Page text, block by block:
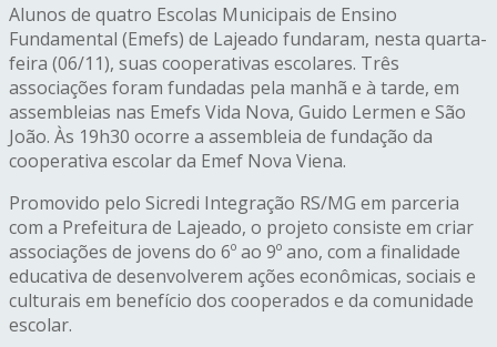
Alunos de quatro Escolas Municipais de Ensino
Fundamental (Emefs) de Lajeado fundaram, nesta quarta-
feira (06/11), suas cooperativas escolares. Três
associações foram fundadas pela manhã e à tarde, em
assembleias nas Emefs Vida Nova, Guido Lermen e São
João. Às 19h30 ocorre a assembleia de fundação da
cooperativa escolar da Emef Nova Viena.
Promovido pelo Sicredi Integração RS/MG em parceria
com a Prefeitura de Lajeado, o projeto consiste em criar
associações de jovens do 6º ao 9º ano, com a finalidade
educativa de desenvolverem ações econômicas, sociais e
culturais em benefício dos cooperados e da comunidade
escolar.